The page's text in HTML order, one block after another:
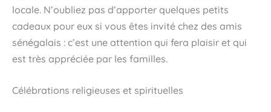
locale. N’oubliez pas d’apporter quelques petits
cadeaux pour eux si vous êtes invité chez des amis
sénégalais : c’est une attention qui fera plaisir et qui
est très appréciée par les familles.
Célébrations religieuses et spirituelles